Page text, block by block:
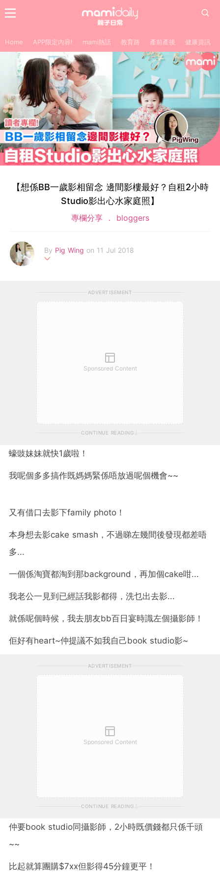
Home APP限定內容! mami熱話 教育路 產前產後 健康資訊
【想係BB一歲影相留念 邊間影樓最好？自租2小時
Studio影出心水家庭照】
專欄分享 bloggers
By Pig Wing on 11 Jul 2018
ADVERTISEMENT
Sponsored Content
CONTINUE READING
蠔豉妹妹就快1歲啦！
我呢個多多搞作既媽媽緊係唔放過呢個機會~~
又有借口去影下family photo！
本身想去影cake smash，不過睇左幾間後發現都差唔
多...
一個係淘寶都淘到那background，再加個cake咁...
我老公一見到已經話我影都得，洗乜出去影...
就係呢個時候，我去朋友bb百日宴時識左個攝影師！
佢好有heart~仲提議不如我自己book studio影~
ADVERTISEMENT
Sponsored Content
CONTINUE READING
仲要book studio同攝影師，2小時既價錢都只係千頭
~~
比起就算團購$7xx但影得45分鐘更平！